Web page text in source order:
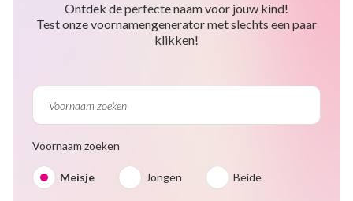
Ontdek de perfecte naam voor jouw kind!
Test onze voornamengenerator met slechts een paar
klikken!
Voornaam zoeken
Meisje Jongen Beide